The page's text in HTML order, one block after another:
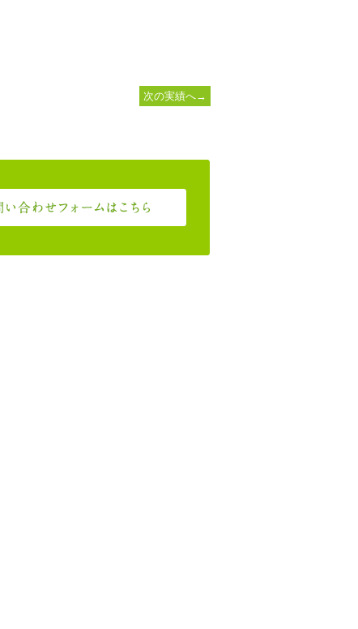
次の実績へ→